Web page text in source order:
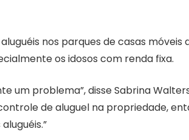
nos parques de casas móveis
os idosos com renda fixa.
um problema”, disse Sabrina
de aluguel na propriedade,